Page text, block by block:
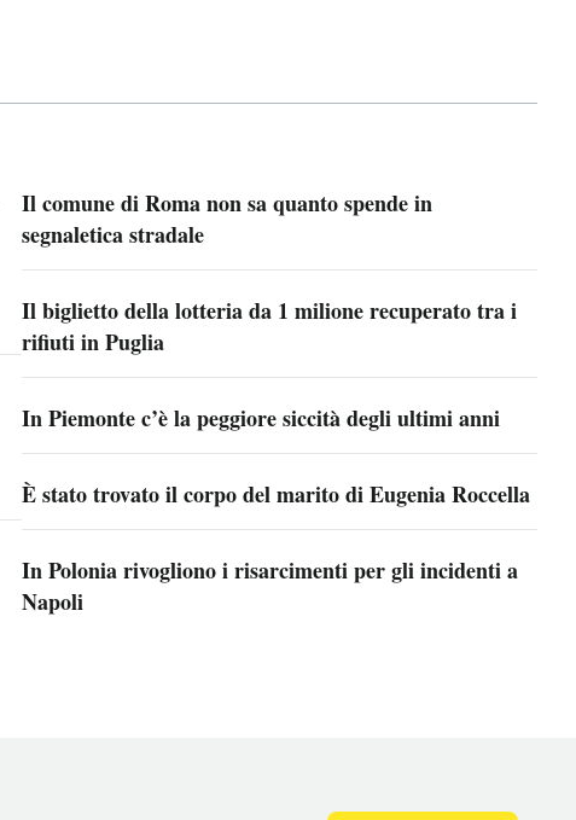
Il comune di Roma non sa quanto spende in
segnaletica stradale
Il biglietto della lotteria da 1 milione recuperato tra i
rifiuti in Puglia
In Piemonte c’è la peggiore siccità degli ultimi anni
È stato trovato il corpo del marito di Eugenia Roccella
In Polonia rivogliono i risarcimenti per gli incidenti a
Napoli